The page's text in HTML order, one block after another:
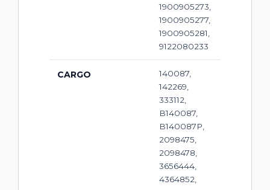
1900905273,
1900905277,
1900905281,
9122080233
CARGO
140087,
142269,
333112,
B140087,
B140087P,
2098475,
2098478,
3656444,
4364852,